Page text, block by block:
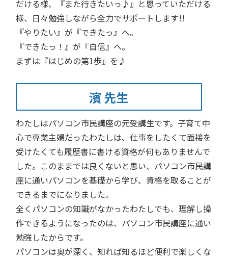
だける様、『また行きたいっ♪』と思っていただける
様、日々勉強しながら全力でサポートします!!
『やりたい』が『できたっ』へ。
『できたっ！』が『自信』へ。
まずは『はじめの第1歩』を♪
濱 先生
わたしはパソコン市民講座の元受講生です。子育て中
心で専業主婦だったわたしは、仕事をしたくて面接を
受けたくても履歴書に書ける資格が何もありませんで
した。このままでは良くないと思い、パソコン市民講
座に通いパソコンを基礎から学び、資格を取ることが
できるまでになりました。
全くパソコンの知識がなかったわたしでも、理解し操
作できるようになったのは、パソコン市民講座に通い
勉強したからです。
パソコンは奥が深く、知れば知るほど便利で楽しくな